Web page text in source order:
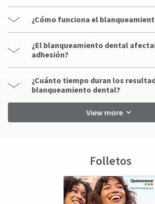
¿Cómo funciona el
¿El blanqueamiento dental
adhesión?
¿Cuánto tiempo duran los
blanqueamiento dental?
View more
Folletos